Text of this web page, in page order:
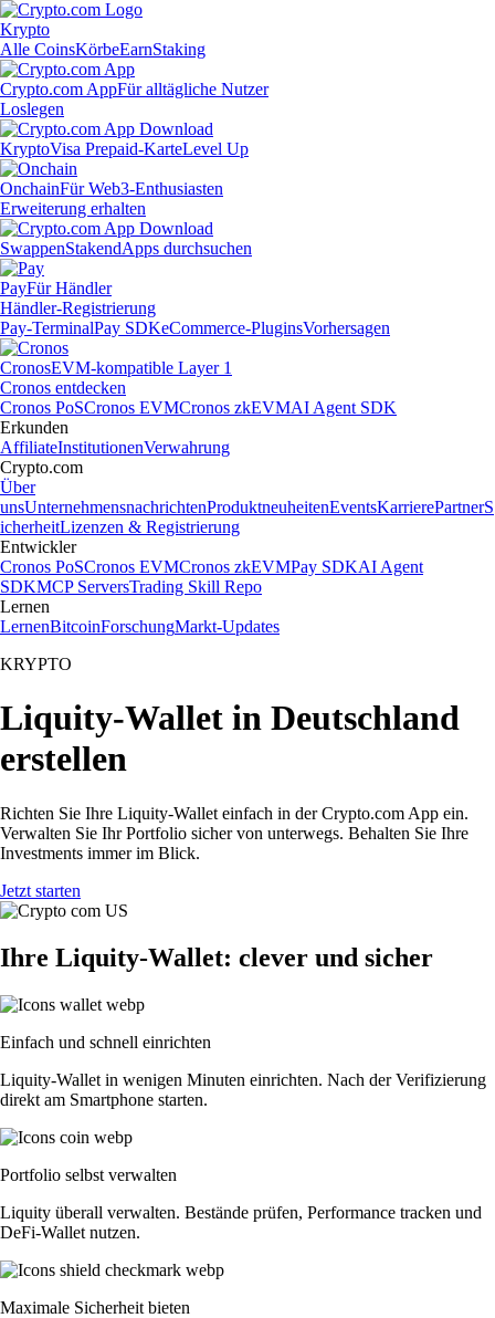
Krypto
Alle CoinsKörbeEarnStaking
Crypto.com AppFür alltägliche Nutzer
Loslegen
KryptoVisa Prepaid-KarteLevel Up
OnchainFür Web3-Enthusiasten
Erweiterung erhalten
SwappenStakendApps durchsuchen
PayFür Händler
Händler-Registrierung
Pay-TerminalPay SDKeCommerce-PluginsVorhersagen
CronosEVM-kompatible Layer 1
Cronos entdecken
Cronos PoSCronos EVMCronos zkEVMAI Agent SDK
Erkunden
AffiliateInstitutionenVerwahrung
Crypto.com
Über
unsUnternehmensnachrichtenProduktneuheitenEventsKarrierePartnerS
icherheitLizenzen & Registrierung
Entwickler
Cronos PoSCronos EVMCronos zkEVMPay SDKAI Agent
SDKMCP ServersTrading Skill Repo
Lernen
LernenBitcoinForschungMarkt-Updates
KRYPTO
Liquity-Wallet in Deutschland
erstellen
Richten Sie Ihre Liquity-Wallet einfach in der Crypto.com App ein.
Verwalten Sie Ihr Portfolio sicher von unterwegs. Behalten Sie Ihre
Investments immer im Blick.
Jetzt starten
Ihre Liquity-Wallet: clever und sicher
Einfach und schnell einrichten
Liquity-Wallet in wenigen Minuten einrichten. Nach der Verifizierung
direkt am Smartphone starten.
Portfolio selbst verwalten
Liquity überall verwalten. Bestände prüfen, Performance tracken und
DeFi-Wallet nutzen.
Maximale Sicherheit bieten